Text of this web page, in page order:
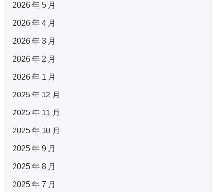
2026 年 5 月
2026 年 4 月
2026 年 3 月
2026 年 2 月
2026 年 1 月
2025 年 12 月
2025 年 11 月
2025 年 10 月
2025 年 9 月
2025 年 8 月
2025 年 7 月